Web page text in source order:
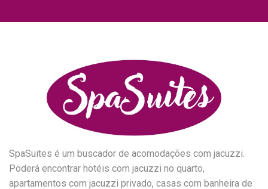
SpaSuites é um buscador de acomodações com jacuzzi.
Poderá encontrar hotéis com jacuzzi no quarto,
apartamentos com jacuzzi privado, casas com banheira de